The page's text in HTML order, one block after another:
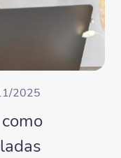
2025